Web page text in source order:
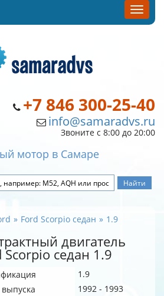
+7 846 300-25-40
info@samaradvs.ru
Звоните с 8:00 до 20:00
мотор в Самаре
Ford Scorpio седан 1.9
двигатель
Scorpio седан 1.9
1.9
1992 - 1993